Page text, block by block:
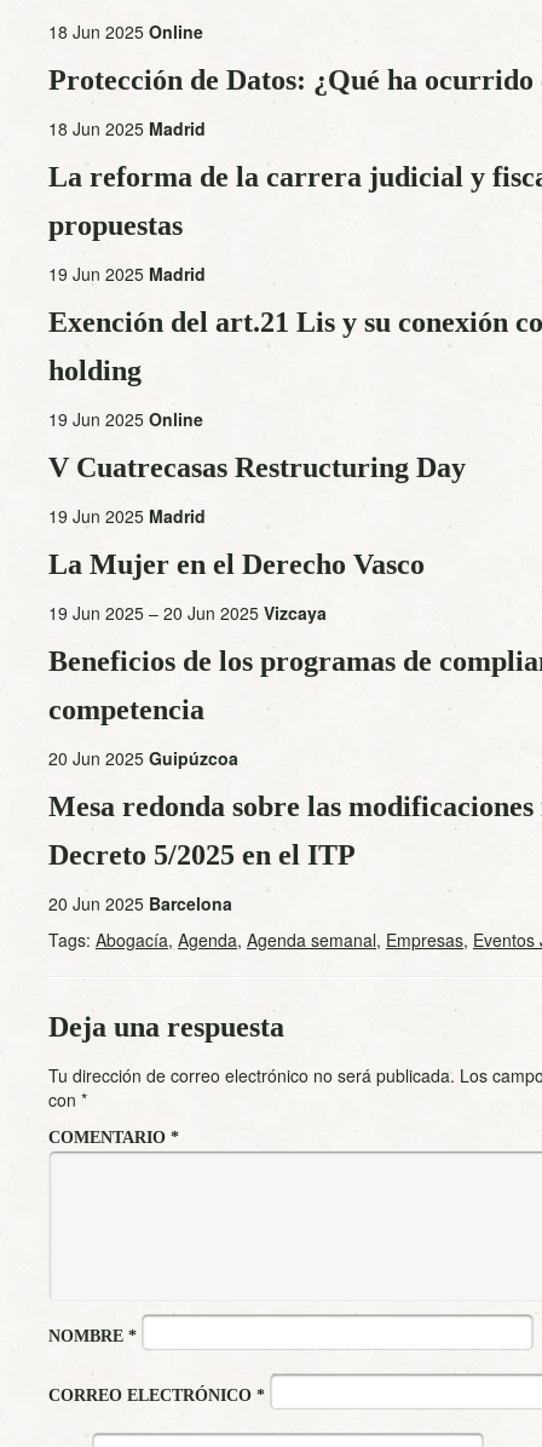
18 Jun 2025 Online
Protección de Datos: ¿Qué ha
18 Jun 2025 Madrid
La reforma de la carrera judicial y
propuestas
19 Jun 2025 Madrid
Exención del art.21 Lis y su conexión
holding
19 Jun 2025 Online
V Cuatrecasas Restructuring Day
19 Jun 2025 Madrid
La Mujer en el Derecho Vasco
19 Jun 2025 – 20 Jun 2025 Vizcaya
Beneficios de los programas de
competencia
20 Jun 2025 Guipúzcoa
Mesa redonda sobre las
Decreto 5/2025 en el ITP
20 Jun 2025 Barcelona
Tags: Abogacía, Agenda, Agenda semanal, Empresas, Eventos
Deja una respuesta
Tu dirección de correo electrónico no será publicada. Los
con *
COMENTARIO *
NOMBRE *
CORREO ELECTRÓNICO *